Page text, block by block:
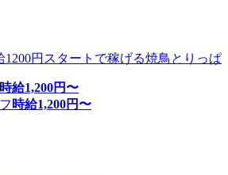
1200円スタートで稼げる焼鳥とりっぱ
時給1,200円〜
時給1,200円〜